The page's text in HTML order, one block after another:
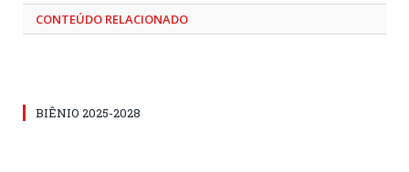
CONTEÚDO RELACIONADO
BIÊNIO 2025-2028